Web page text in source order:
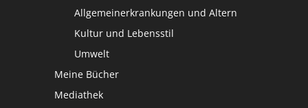
Allgemeinerkrankungen und Altern
Kultur und Lebensstil
Umwelt
Meine Bücher
Mediathek